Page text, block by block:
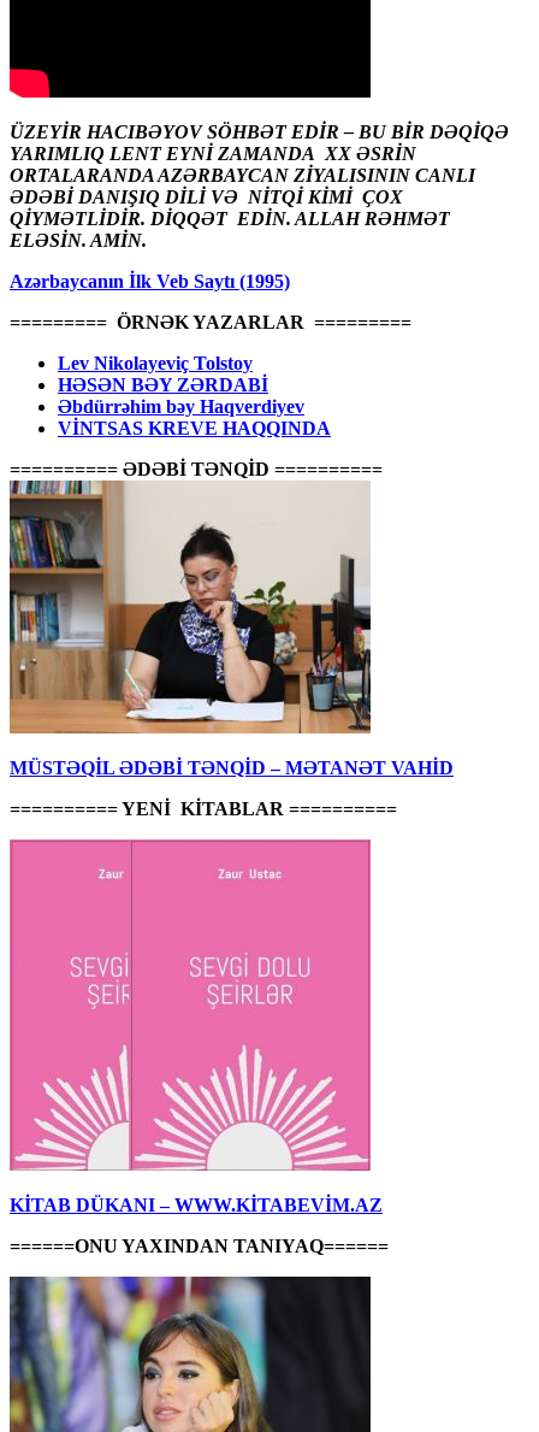
ÜZEYİR HACIBƏYOV SÖHBƏT EDİR – BU BİR DƏQİQƏ
YARIMLIQ LENT EYNİ ZAMANDA XX ƏSRİN
ORTALARANDA AZƏRBAYCAN ZİYALISININ CANLI
ƏDƏBİ DANIŞIQ DİLİ VƏ NİTQİ KİMİ ÇOX
QİYMƏTLİDİR. DİQQƏT EDİN. ALLAH RƏHMƏT
ELƏSİN. AMİN.
Azərbaycanın İlk Veb Saytı (1995)
========= ÖRNƏK YAZARLAR =========
Lev Nikolayeviç Tolstoy
HƏSƏN BƏY ZƏRDABİ
Əbdürrəhim bəy Haqverdiyev
VİNTSAS KREVE HAQQINDA
========== ƏDƏBİ TƏNQİD ==========
MÜSTƏQİL ƏDƏBİ TƏNQİD – MƏTANƏT VAHİD
========== YENİ KİTABLAR ==========
KİTAB DÜKANI – WWW.KİTABEVİM.AZ
======ONU YAXINDAN TANIYAQ======